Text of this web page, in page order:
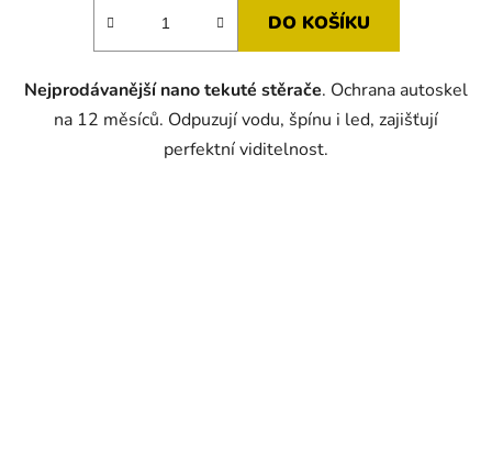
DO KOŠÍKU
Nejprodávanější nano tekuté stěrače. Ochrana autoskel
na 12 měsíců. Odpuzují vodu, špínu i led, zajišťují
perfektní viditelnost.